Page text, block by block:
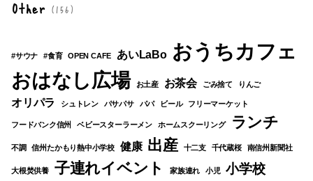
Other(156)
#サウナ #食育 OPEN CAFE あいLaBo おうちカフェ
おはなし広場 お土産 お茶会 ごみ捨て りんご
オリパラ シュトレン パサパサ パパ ビール フリーマーケット
フードバンク信州 ベビースターラーメン ホームスクーリング ランチ
不調 信州たかもり熱中小学校 健康 出産 十二支 千代蔵桜 南信州新聞社
大根焚供養 子連れイベント 家族連れ 小児 小学校